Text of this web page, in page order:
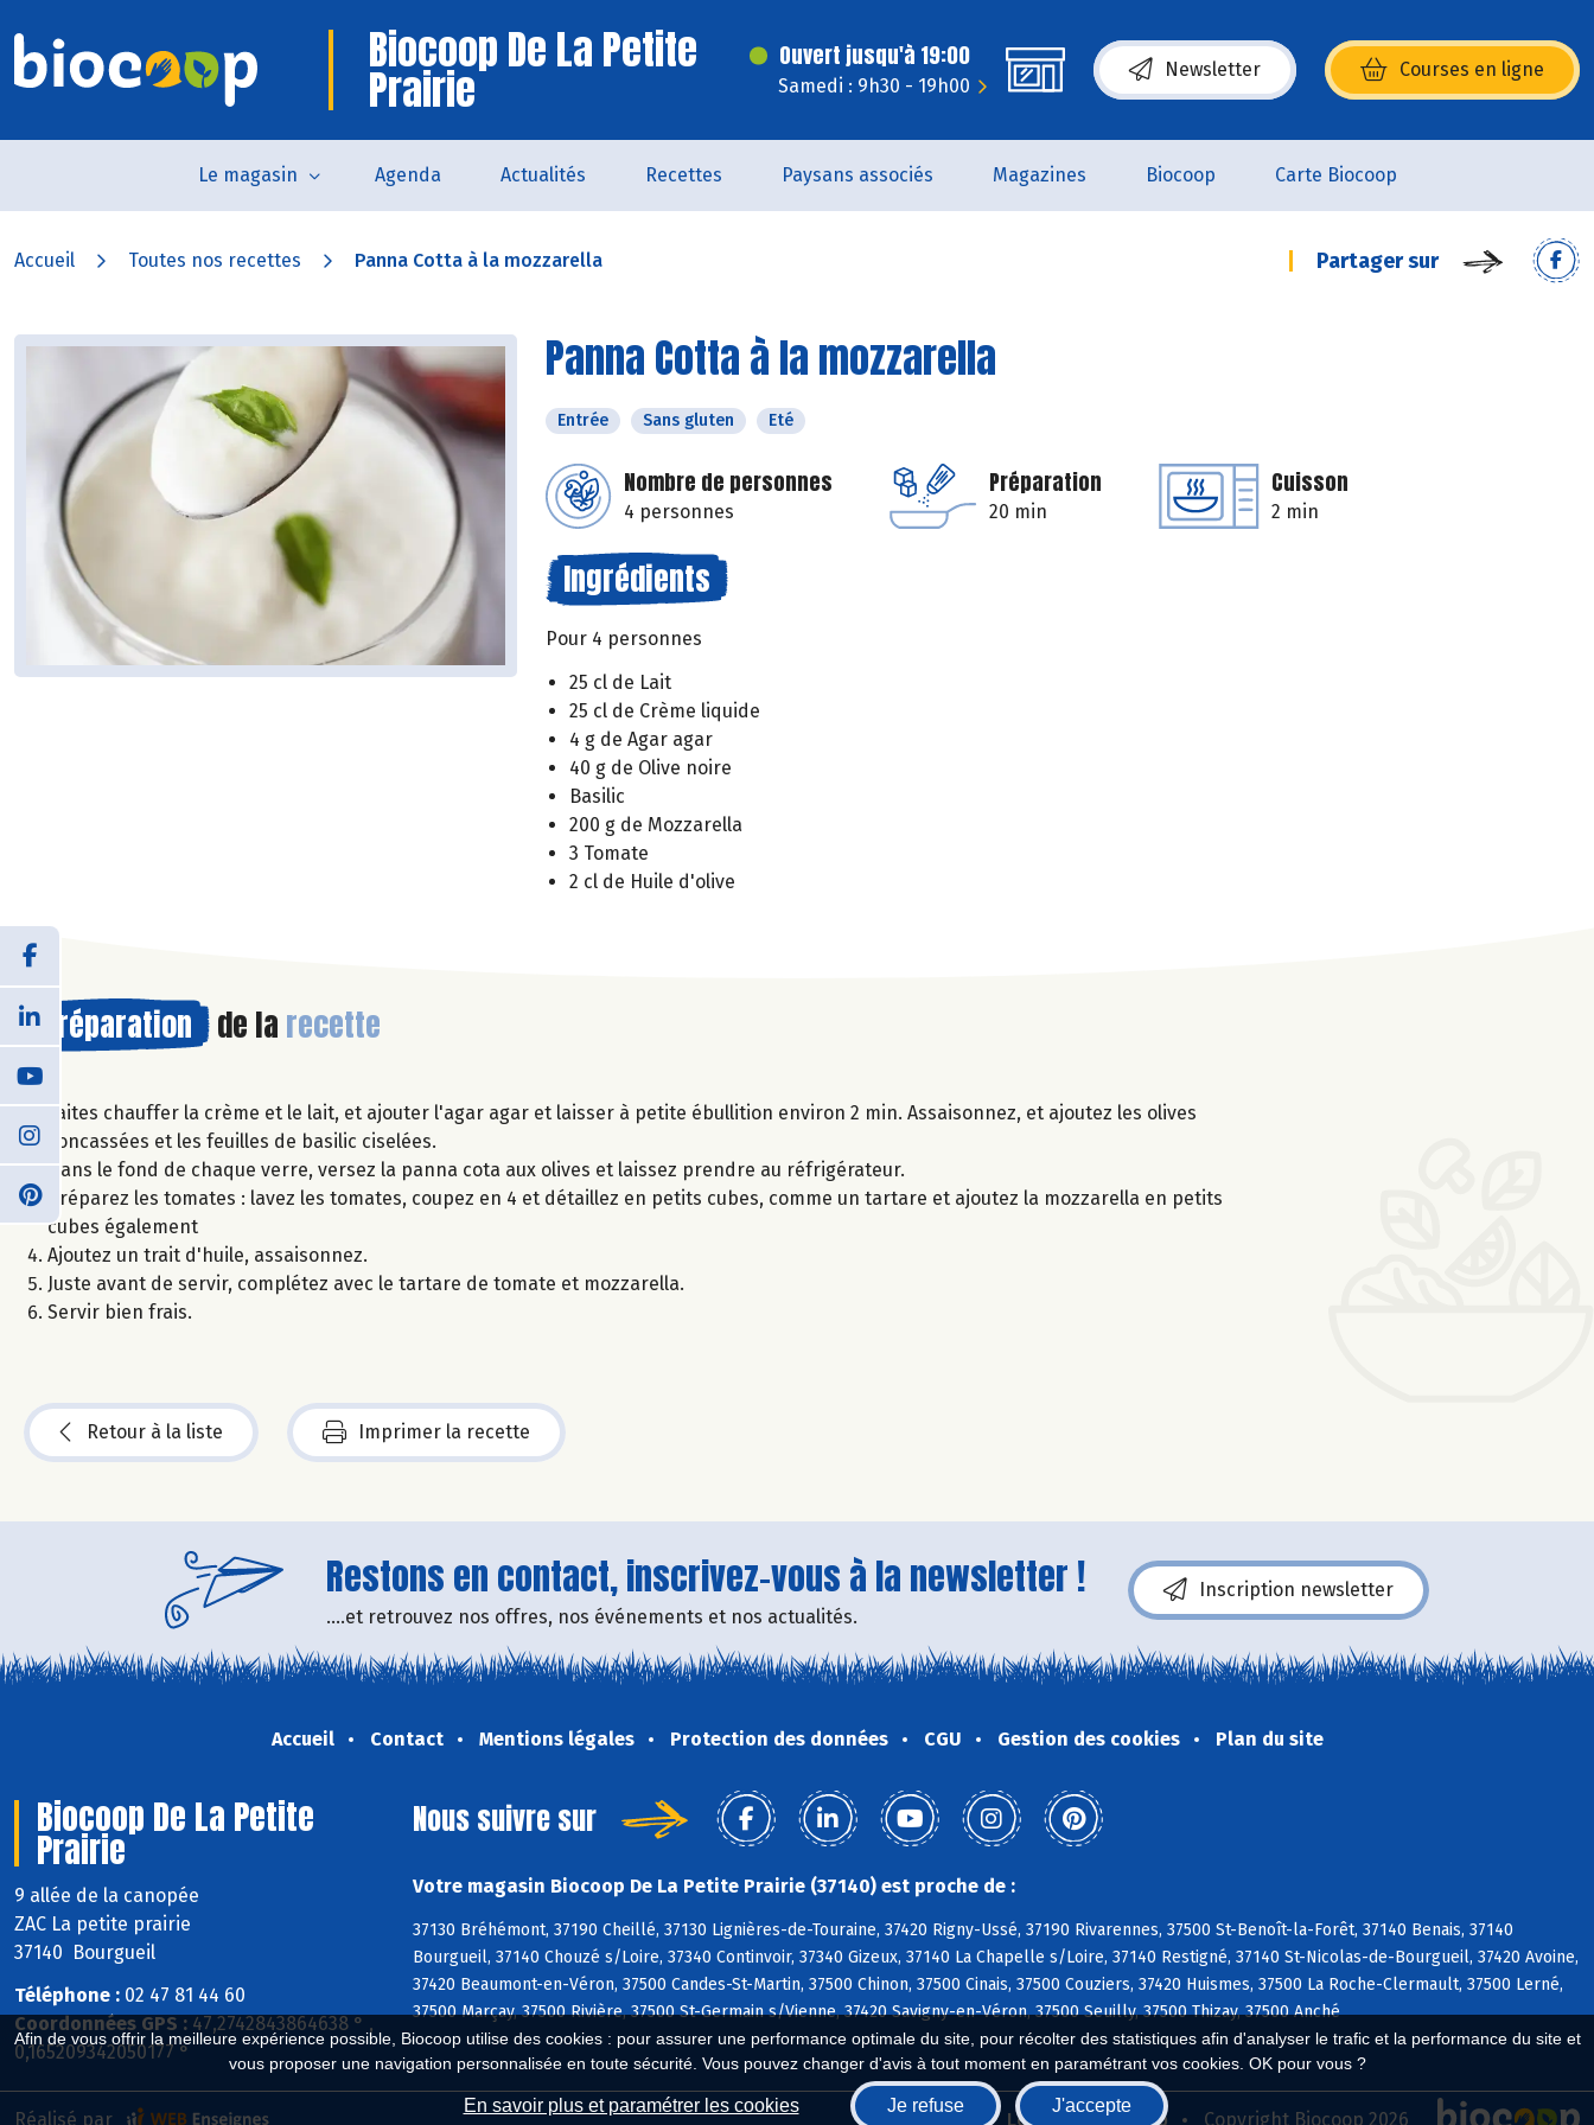
Afin de vous offrir la meilleure expérience possible, Biocoop utilise des cookies : pour assurer une performance optimale du site, pour récolter des statistiques afin d'analyser le trafic et la performance du site et
vous proposer une navigation personnalisée en toute sécurité. Vous pouvez changer d'avis à tout moment en paramétrant vos cookies. OK pour vous ?
En savoir plus et paramétrer les cookies Je refuse J'accepte
Biocoop De La Petite
Prairie
Ouvert jusqu'à 19:00
Samedi : 9h30 - 19h00
Newsletter Courses en ligne
(s’ouvre dans une nouvelle fenêtre)
Le magasin Agenda Actualités Recettes Paysans associés Magazines Biocoop Carte Biocoop
Accueil Toutes nos recettes Panna Cotta à la mozzarella Partager sur
Panna Cotta à la mozzarella
Entrée Sans gluten Eté
Nombre de personnes
4 personnes
Préparation
20 min
Cuisson
2 min
Ingrédients
Pour 4 personnes
25 cl de Lait
25 cl de Crème liquide
4 g de Agar agar
40 g de Olive noire
Basilic
200 g de Mozzarella
3 Tomate
2 cl de Huile d'olive
Préparation de la recette
Faites chauffer la crème et le lait, et ajouter l'agar agar et laisser à petite ébullition environ 2 min. Assaisonnez, et ajoutez les olives
concassées et les feuilles de basilic ciselées.
Dans le fond de chaque verre, versez la panna cota aux olives et laissez prendre au réfrigérateur.
Préparez les tomates : lavez les tomates, coupez en 4 et détaillez en petits cubes, comme un tartare et ajoutez la mozzarella en petits
cubes également
Ajoutez un trait d'huile, assaisonnez.
Juste avant de servir, complétez avec le tartare de tomate et mozzarella.
Servir bien frais.
Retour à la liste Imprimer la recette
Restons en contact, inscrivez-vous à la newsletter !
....et retrouvez nos offres, nos événements et nos actualités.
Inscription newsletter
Accueil Contact Mentions légales Protection des données CGU Gestion des cookies Plan du site
Biocoop De La Petite
Prairie
9 allée de la canopée
ZAC La petite prairie
37140 Bourgueil
Téléphone : 02 47 81 44 60
Coordonnées GPS : 47,2742843864638 ° ,
0,165209342050177 °
Nous suivre sur
Votre magasin Biocoop De La Petite Prairie (37140) est proche de :
37130 Bréhémont, 37190 Cheillé, 37130 Lignières-de-Touraine, 37420 Rigny-Ussé, 37190 Rivarennes, 37500 St-Benoît-la-Forêt, 37140 Benais, 37140
Bourgueil, 37140 Chouzé s/Loire, 37340 Continvoir, 37340 Gizeux, 37140 La Chapelle s/Loire, 37140 Restigné, 37140 St-Nicolas-de-Bourgueil, 37420 Avoine,
37420 Beaumont-en-Véron, 37500 Candes-St-Martin, 37500 Chinon, 37500 Cinais, 37500 Couziers, 37420 Huismes, 37500 La Roche-Clermault, 37500 Lerné,
37500 Marçay, 37500 Rivière, 37500 St-Germain s/Vienne, 37420 Savigny-en-Véron, 37500 Seuilly, 37500 Thizay, 37500 Anché
Biocoop.fr Le réseau Biocoop Copyright Biocoop 2026
Réalisé par